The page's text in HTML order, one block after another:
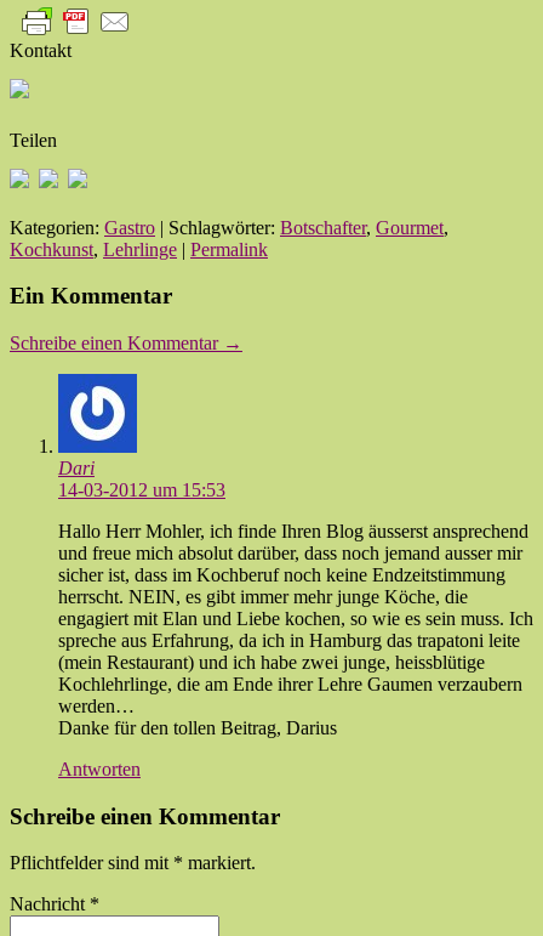
Kontakt
Teilen
Kategorien: Gastro | Schlagwörter: Botschafter, Gourmet,
Kochkunst, Lehrlinge | Permalink
Ein Kommentar
Schreibe einen Kommentar →
Dari
14-03-2012 um 15:53
Hallo Herr Mohler, ich finde Ihren Blog äusserst ansprechend
und freue mich absolut darüber, dass noch jemand ausser mir
sicher ist, dass im Kochberuf noch keine Endzeitstimmung
herrscht. NEIN, es gibt immer mehr junge Köche, die
engagiert mit Elan und Liebe kochen, so wie es sein muss. Ich
spreche aus Erfahrung, da ich in Hamburg das trapatoni leite
(mein Restaurant) und ich habe zwei junge, heissblütige
Kochlehrlinge, die am Ende ihrer Lehre Gaumen verzaubern
werden…
Danke für den tollen Beitrag, Darius
Antworten
Schreibe einen Kommentar
Pflichtfelder sind mit * markiert.
Nachricht *